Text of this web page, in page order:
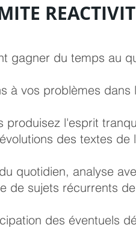
gagner du temps au
à vos problèmes dans
produisez l'esprit
des textes de
quotidien, analyse
de sujets récurrents
des éventuels